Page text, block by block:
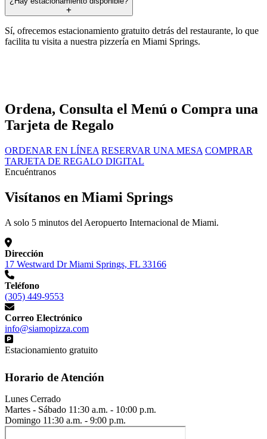
Sí, ofrecemos estacionamiento gratuito detrás del restaurante, lo que
facilita tu visita a nuestra pizzería en Miami Springs.
Ordena, Consulta el Menú o Compra una
Tarjeta de Regalo
ORDENAR EN LÍNEA RESERVAR UNA MESA COMPRAR
TARJETA DE REGALO DIGITAL
Encuéntranos
Visítanos en Miami Springs
A solo 5 minutos del Aeropuerto Internacional de Miami.
Dirección
17 Westward Dr Miami Springs, FL 33166
Teléfono
(305) 449-9553
Correo Electrónico
info@siamopizza.com
Estacionamiento gratuito
Horario de Atención
Lunes Cerrado
Martes - Sábado 11:30 a.m. - 10:00 p.m.
Domingo 11:30 a.m. - 9:00 p.m.